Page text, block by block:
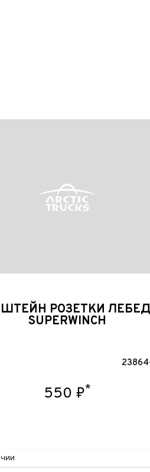
РОЗЕТКИ
SUPERWINCH
550 ₽*